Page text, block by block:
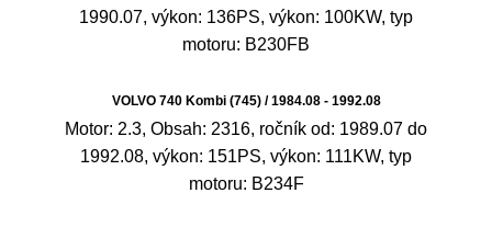
1990.07, výkon: 136PS, výkon: 100KW, typ
motoru: B230FB
VOLVO 740 Kombi (745) / 1984.08 - 1992.08
Motor: 2.3, Obsah: 2316, ročník od: 1989.07 do
1992.08, výkon: 151PS, výkon: 111KW, typ
motoru: B234F